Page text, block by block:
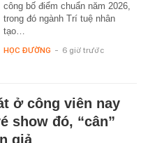
công bố điểm chuẩn năm 2026,
trong đó ngành Trí tuệ nhân
tạo…
HỌC ĐƯỜNG - 6 giờ trước
ở công viên nay
show đó, “cân”
giả